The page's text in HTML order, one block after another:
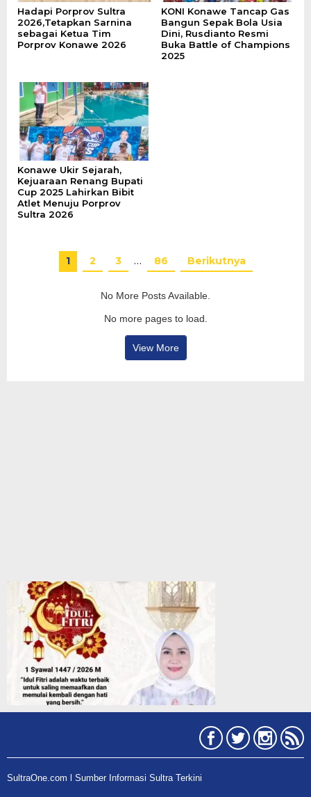
Hadapi Porprov Sultra
2026,Tetapkan Sarnina
sebagai Ketua Tim
Porprov Konawe 2026
KONI Konawe Tancap Gas
Bangun Sepak Bola Usia
Dini, Rusdianto Resmi
Buka Battle of Champions
2025
Konawe Ukir Sejarah,
Kejuaraan Renang Bupati
Cup 2025 Lahirkan Bibit
Atlet Menuju Porprov
Sultra 2026
1 2 3 … 86 Berikutnya
No More Posts Available.
No more pages to load.
View More
SultraOne.com l Sumber Informasi Sultra Terkini